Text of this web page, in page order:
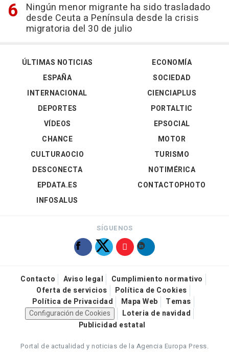
Ningún menor migrante ha sido trasladado
desde Ceuta a Península desde la crisis
migratoria del 30 de julio
ÚLTIMAS NOTICIAS
ESPAÑA
INTERNACIONAL
DEPORTES
VÍDEOS
ECONOMÍA
SOCIEDAD
CIENCIAPLUS
PORTALTIC
EPSOCIAL
CHANCE
CULTURAOCIO
DESCONECTA
EPDATA.ES
INFOSALUS
MOTOR
TURISMO
NOTIMÉRICA
CONTACTOPHOTO
SÍGUENOS
Contacto Aviso legal
Cumplimiento normativo
Oferta de servicios
Política de Cookies
Política de Privacidad
Mapa Web
Temas
Configuración de Cookies
Loteria de navidad
Publicidad estatal
Portal de actualidad y noticias de la Agencia Europa Press.